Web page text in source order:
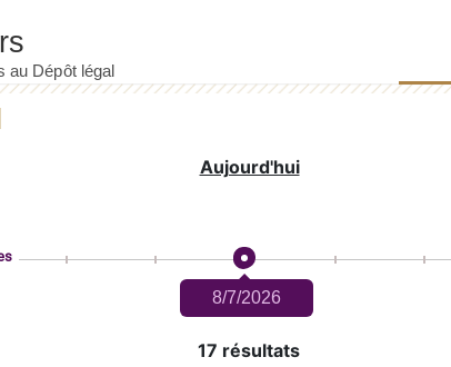
Aujourd'hui
8/7/2026
17 résultats